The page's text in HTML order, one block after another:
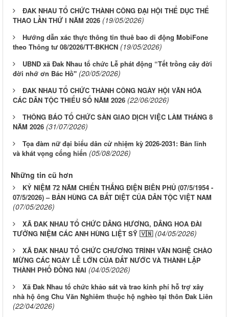
ĐAK NHAU TỔ CHỨC THÀNH CÔNG ĐẠI HỘI THỂ DỤC THỂ
THAO LẦN THỨ I NĂM 2026 (19/05/2026)
Hướng dẫn xác thực thông tin thuê bao di động MobiFone
theo Thông tư 08/2026/TT-BKHCN (19/05/2026)
UBND xã Đak Nhau tổ chức Lễ phát động “Tết trồng cây đời
đời nhớ ơn Bác Hồ" (20/05/2026)
ĐAK NHAU TỔ CHỨC THÀNH CÔNG NGÀY HỘI VĂN HÓA
CÁC DÂN TỘC THIỂU SỐ NĂM 2026 (22/06/2026)
THÔNG BÁO TỔ CHỨC SÀN GIAO DỊCH VIỆC LÀM THÁNG 8
NĂM 2026 (31/07/2026)
Tọa đàm nữ đại biểu dân cử nhiệm kỳ 2026-2031: Bản lĩnh
và khát vọng cống hiến (05/08/2026)
Những tin cũ hơn
KỶ NIỆM 72 NĂM CHIẾN THẮNG ĐIỆN BIÊN PHỦ (07/5/1954 -
07/5/2026) – BẢN HÙNG CA BẤT DIỆT CỦA DÂN TỘC VIỆT NAM
(07/05/2026)
XÃ ĐAK NHAU TỔ CHỨC DÂNG HƯƠNG, DÂNG HOA ĐÀI
TƯỞNG NIỆM CÁC ANH HÙNG LIỆT SỸ 🇻🇳 (04/05/2026)
XÃ ĐAK NHAU TỔ CHỨC CHƯƠNG TRÌNH VĂN NGHỆ CHÀO
MỪNG CÁC NGÀY LỄ LỚN CỦA ĐẤT NƯỚC VÀ THÀNH LẬP
THÀNH PHỐ ĐỒNG NAI (04/05/2026)
Xã Đak Nhau tổ chức khảo sát và trao kinh phí hỗ trợ xây
nhà hộ ông Chu Văn Nghiêm thuộc hộ nghèo tại thôn Đak Liên
(22/04/2026)